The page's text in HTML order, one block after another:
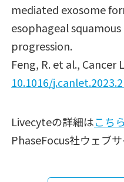
mediated exosome
esophageal
progression.
Feng, R. et al., Cancer
10.1016/
Livecyteの詳細はこちら
PhaseFocus社ウェブ